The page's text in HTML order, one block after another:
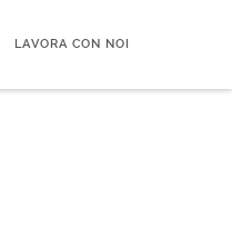
LAVORA CON NOI